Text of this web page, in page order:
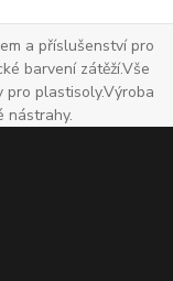
a příslušenství pro
barvení zátěží.Vše
pro plastisoly.Výroba
nástrahy.